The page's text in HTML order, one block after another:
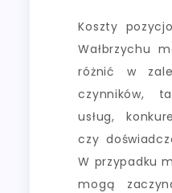
Koszty
Wałbrzychu
różnić w
czynników,
usług,
czy
W przypadku
mogą